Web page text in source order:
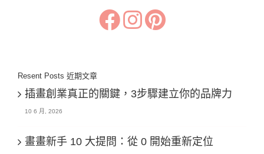
Resent Posts 近期文章
插畫創業真正的關鍵，3步驟建立你的品牌力
10 6 月, 2026
畫畫新手 10 大提問：從 0 開始重新定位